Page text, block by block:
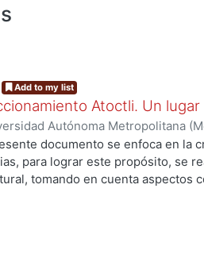
Add to my list
Atoctli. Un
Autónoma Metropolitana
de Información.,2023-06-
Jazmín Adriana; Chávez
documento se enfoca en la
para lograr este propósito, se
tomando en cuenta aspectos